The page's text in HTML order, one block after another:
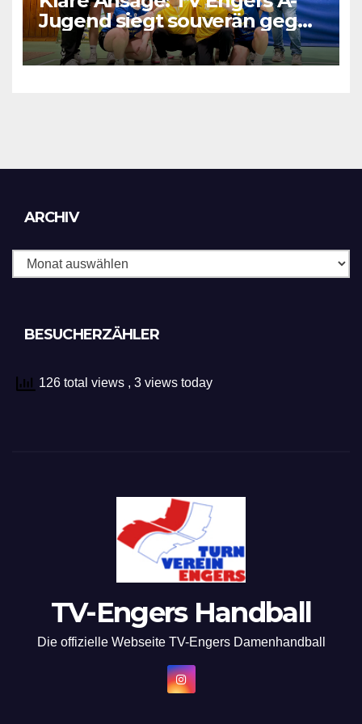
Jugend siegt souverän gegen
JSG Hunsrück
ARCHIV
BESUCHERZÄHLER
126 total views , 3 views today
TV-Engers Handball
Die offizielle Webseite TV-Engers Damenhandball